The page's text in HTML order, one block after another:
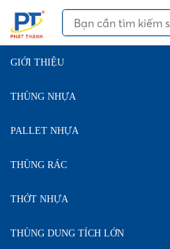
GIỚI THIỆU
THÙNG NHỰA
PALLET NHỰA
THÙNG RÁC
THỚT NHỰA
THÙNG DUNG TÍCH LỚN